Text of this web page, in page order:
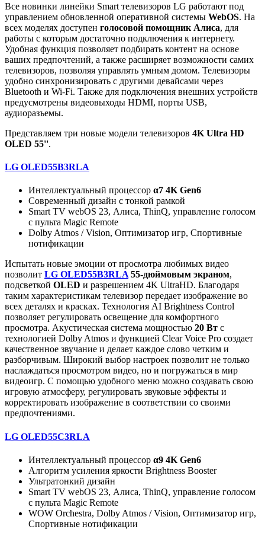
Все новинки линейки Smart телевизоров LG работают под
управлением обновленной оперативной системы WebOS. На
всех моделях доступен голосовой помощник Алиса, для
работы с которым достаточно подключения к интернету.
Удобная функция позволяет подбирать контент на основе
ваших предпочтений, а также расширяет возможности самих
телевизоров, позволяя управлять умным домом. Телевизоры
удобно синхронизировать с другими девайсами через
Bluetooth и Wi-Fi. Также для подключения внешних устройств
предусмотрены видеовыходы HDMI, порты USB,
аудиоразъемы.
Представляем три новые модели телевизоров 4K Ultra HD
OLED 55''.
LG OLED55B3RLA
Интеллектуальный процессор α7 4K Gen6
Современный дизайн с тонкой рамкой
Smart TV webOS 23, Алиса, ThinQ, управление голосом
с пульта Magic Remote
Dolby Atmos / Vision, Оптимизатор игр, Спортивные
нотификации
Испытать новые эмоции от просмотра любимых видео
позволит LG OLED55B3RLA 55-дюймовым экраном,
подсветкой OLED и разрешением 4K UltraHD. Благодаря
таким характеристикам телевизор передает изображение во
всех деталях и красках. Технология AI Brightness Control
позволяет регулировать освещение для комфортного
просмотра. Акустическая система мощностью 20 Вт с
технологией Dolby Atmos и функцией Clear Voice Pro создает
качественное звучание и делает каждое слово четким и
разборчивым. Широкий выбор настроек позволит не только
наслаждаться просмотром видео, но и погружаться в мир
видеоигр. С помощью удобного меню можно создавать свою
игровую атмосферу, регулировать звуковые эффекты и
корректировать изображение в соответствии со своими
предпочтениями.
LG OLED55C3RLA
Интеллектуальный процессор α9 4K Gen6
Алгоритм усиления яркости Brightness Booster
Ультратонкий дизайн
Smart TV webOS 23, Алиса, ThinQ, управление голосом
с пульта Magic Remote
WOW Orchestra, Dolby Atmos / Vision, Оптимизатор игр,
Спортивные нотификации